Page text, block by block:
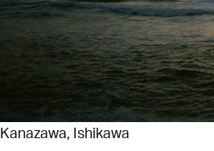
Kanazawa, Ishikawa